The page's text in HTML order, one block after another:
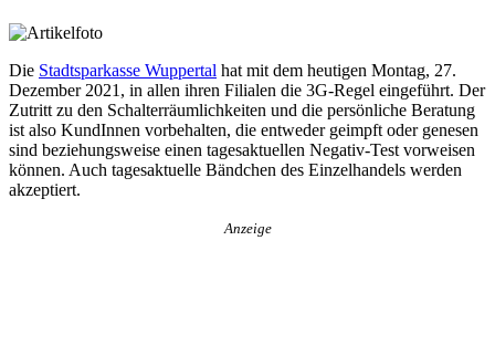
Die Stadtsparkasse Wuppertal hat mit dem heutigen Montag, 27.
Dezember 2021, in allen ihren Filialen die 3G-Regel eingeführt. Der
Zutritt zu den Schalterräumlichkeiten und die persönliche Beratung
ist also KundInnen vorbehalten, die entweder geimpft oder genesen
sind beziehungsweise einen tagesaktuellen Negativ-Test vorweisen
können. Auch tagesaktuelle Bändchen des Einzelhandels werden
akzeptiert.
Anzeige